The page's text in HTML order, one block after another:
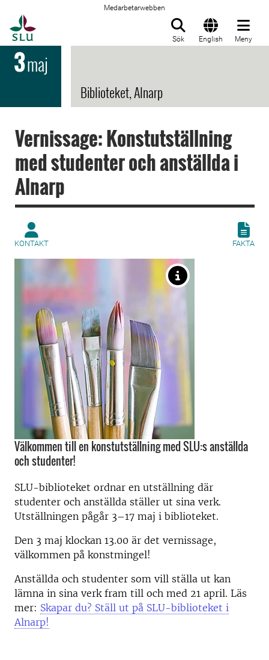
Medarbetarwebben
Sök English Meny
3maj
Biblioteket, Alnarp
Vernissage: Konstutställning
med studenter och anställda i
Alnarp
KONTAKT FAKTA
Välkommen till en konstutställning med SLU:s anställda
och studenter!
SLU-biblioteket ordnar en utställning där
studenter och anställda ställer ut sina verk.
Utställningen pågår 3–17 maj i biblioteket.
Den 3 maj klockan 13.00 är det vernissage,
välkommen på konstmingel!
Anställda och studenter som vill ställa ut kan
lämna in sina verk fram till och med 21 april. Läs
mer: Skapar du? Ställ ut på SLU-biblioteket i
Alnarp!